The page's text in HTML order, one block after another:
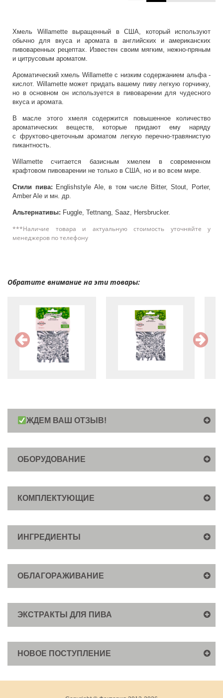
Хмель Willamette выращенный в США, который используют
обычно для вкуса и аромата в английских и американских
пивоваренных рецептах. Известен своим мягким, нежно-пряным
и цитрусовым ароматом.
Ароматический хмель Willamette с низким содержанием альфа ­
кислот. Willamette может придать вашему пиву легкую горчинку,
но в основном он используется в пивоварении для чудесного
вкуса и аромата.
В масле этого хмеля содержится повышенное количество
ароматических веществ, которые придают ему наряду
с фруктово-­цветочным ароматом легкую перечно-травянистую
пикантность.
Willamette считается базисным хмелем в современном
крафтовом пивоварении не только в США, но и во всем мире.
Стили пива: English­style Ale, в том числе Bitter, Stout, Porter,
Amber Ale и мн. др.
Альтернативы: Fuggle, Tettnang, Saaz, Hersbrucker.
***Наличие товара и актуальную стоимость уточняйте у
менеджеров по телефону
Обратите внимание на эти товары:
ЖДЕМ ВАШ ОТЗЫВ!
ОБОРУДОВАНИЕ
КОМПЛЕКТУЮЩИЕ
ИНГРЕДИЕНТЫ
ОБЛАГОРАЖИВАНИЕ
ЭКСТРАКТЫ ДЛЯ ПИВА
НОВОЕ ПОСТУПЛЕНИЕ